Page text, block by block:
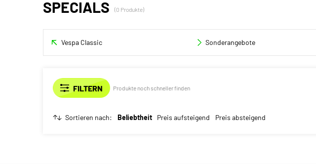
SPECIALS (0 Produkte)
Vespa Classic Sonderangebote
Produkte noch schneller finden
Sortieren nach: Beliebtheit Preis aufsteigend Preis absteigend